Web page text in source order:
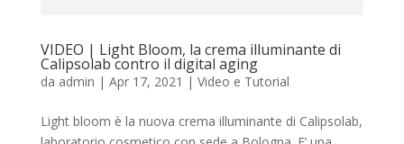
VIDEO | Light Bloom, la crema illuminante di
Calipsolab contro il digital aging
da admin | Apr 17, 2021 | Video e Tutorial
Light bloom è la nuova crema illuminante di Calipsolab,